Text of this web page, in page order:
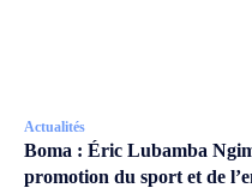
Actualités
Boma : Éric Lubamba
promotion du sport et de